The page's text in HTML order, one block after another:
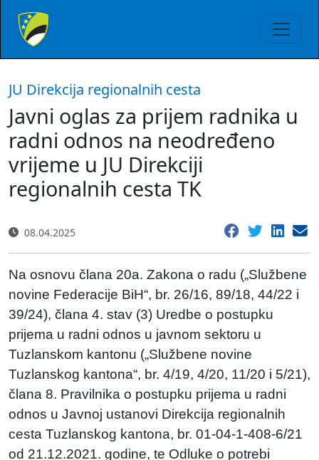
JU Direkcija regionalnih cesta
Javni oglas za prijem radnika u
radni odnos na neodređeno
vrijeme u JU Direkciji
regionalnih cesta TK
08.04.2025
Na osnovu člana 20a. Zakona o radu („Službene
novine Federacije BiH“, br. 26/16, 89/18, 44/22 i
39/24), člana 4. stav (3) Uredbe o postupku
prijema u radni odnos u javnom sektoru u
Tuzlanskom kantonu („Službene novine
Tuzlanskog kantona“, br. 4/19, 4/20, 11/20 i 5/21),
člana 8. Pravilnika o postupku prijema u radni
odnos u Javnoj ustanovi Direkcija regionalnih
cesta Tuzlanskog kantona, br. 01-04-1-408-6/21
od 21.12.2021. godine, te Odluke o potrebi